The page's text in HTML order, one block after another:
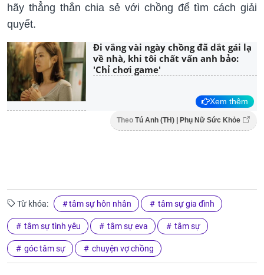
hãy thẳng thắn chia sẻ với chồng để tìm cách giải
quyết.
Đi vắng vài ngày chồng đã dắt gái lạ
về nhà, khi tôi chất vấn anh bảo:
'Chỉ chơi game'
Xem thêm
Theo Tú Anh (TH) | Phụ Nữ Sức Khỏe
Từ khóa: tâm sự hôn nhân tâm sự gia đình
tâm sự tình yêu tâm sự eva tâm sự
góc tâm sự chuyện vợ chồng